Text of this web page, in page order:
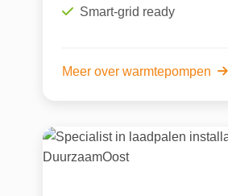
Smart-grid ready
Meer over warmtepompen